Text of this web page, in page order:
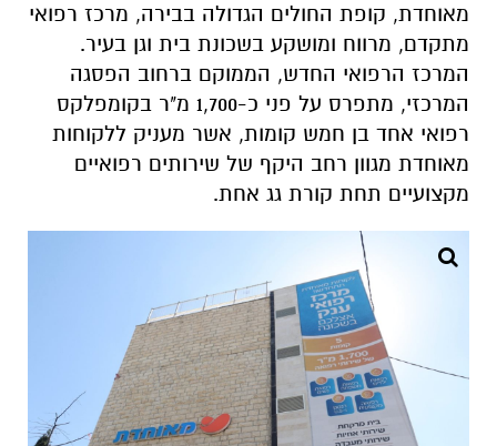
מאוחדת, קופת החולים הגדולה בבירה, מרכז רפואי
מתקדם, מרווח ומושקע בשכונת בית וגן בעיר.
המרכז הרפואי החדש, הממוקם ברחוב הפסגה
המרכזי, מתפרס על פני כ-1, 700 מ"ר
בקומפלקס
רפואי אחד בן חמש קומות, אשר מעניק ללקוחות
מאוחדת מגוון רחב היקף של שירותים רפואיים
מקצועיים תחת קורת גג אחת.